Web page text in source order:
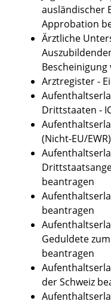
ausländischer
Approbation
Ärztliche
Arztregister -
Drittstaaten -
(Nicht-EU/
beantragen
beantragen
Geduldete
beantragen
der Schweiz